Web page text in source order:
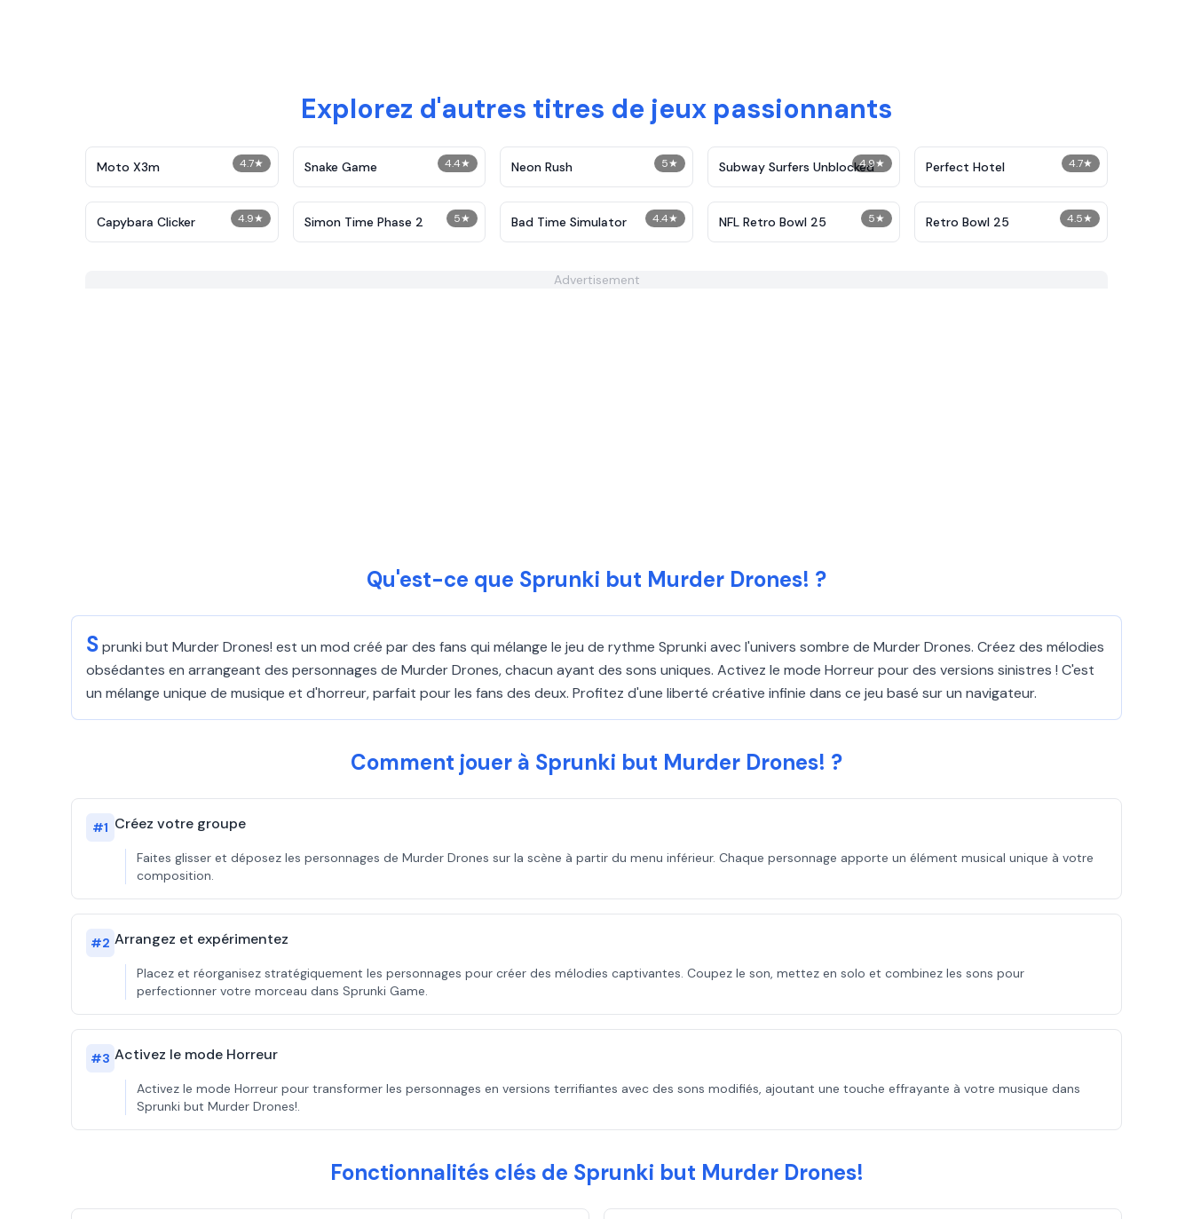
Explorez d'autres titres de jeux passionnants
4.7★
Moto X3m 4.4★
Snake Game 5★
Neon Rush 4.9★
Subway Surfers Unblocked 4.7★
Perfect Hotel
4.9★
Capybara Clicker 5★
Simon Time Phase 2 4.4★
Bad Time Simulator 5★
NFL Retro Bowl 25 4.5★
Retro Bowl 25
Advertisement
Qu'est-ce que Sprunki but Murder Drones! ?
Sprunki but Murder Drones! est un mod créé par des fans qui mélange le jeu de rythme Sprunki avec l'univers sombre de Murder Drones. Créez des mélodies
obsédantes en arrangeant des personnages de Murder Drones, chacun ayant des sons uniques. Activez le mode Horreur pour des versions sinistres ! C'est
un mélange unique de musique et d'horreur, parfait pour les fans des deux. Profitez d'une liberté créative infinie dans ce jeu basé sur un navigateur.
Comment jouer à Sprunki but Murder Drones! ?
#1 Créez votre groupe
Faites glisser et déposez les personnages de Murder Drones sur la scène à partir du menu inférieur. Chaque personnage apporte un élément musical unique à votre
composition.
#2 Arrangez et expérimentez
Placez et réorganisez stratégiquement les personnages pour créer des mélodies captivantes. Coupez le son, mettez en solo et combinez les sons pour
perfectionner votre morceau dans Sprunki Game.
#3 Activez le mode Horreur
Activez le mode Horreur pour transformer les personnages en versions terrifiantes avec des sons modifiés, ajoutant une touche effrayante à votre musique dans
Sprunki but Murder Drones!.
Fonctionnalités clés de Sprunki but Murder Drones!